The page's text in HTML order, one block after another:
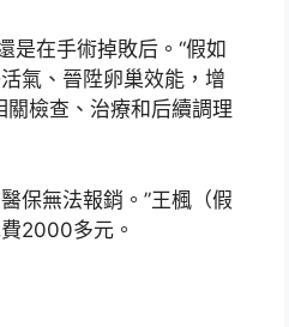
是在手術掉敗后。“假如
氣、晉陞卵巢效能，增
檢查、治療和后續調理
保無法報銷。”王楓（假
2000多元。